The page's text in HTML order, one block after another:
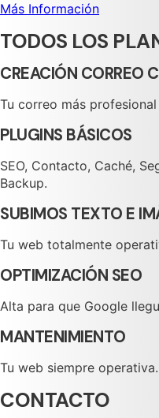
Más Información
TODOS LOS
CREACIÓN CORREO
Tu correo más
PLUGINS BÁSICOS
SEO, Contacto, Caché,
Backup.
SUBIMOS TEXTO E
Tu web totalmente
OPTIMIZACIÓN SEO
Alta para que Google
MANTENIMIENTO
Tu web siempre operativa.
CONTACTO